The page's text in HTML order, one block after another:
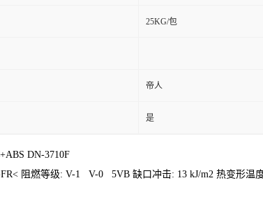
25KG/包
帝人
是
DN-3710F
阻燃等级: V-1 V-0 5VB 缺口冲击: 13 kJ/m2 热变形